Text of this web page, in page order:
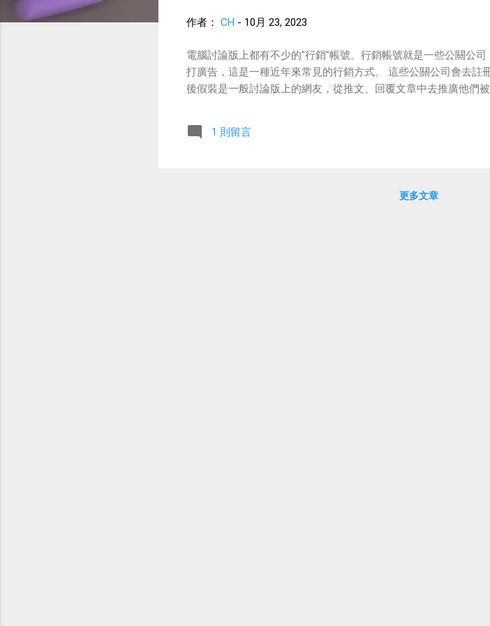
作者： CH - 10月 23, 2023
電腦討論版上都有不少的"行銷"帳號。行銷帳號就是一些公關公
打廣告，這是一種近年來常見的行銷方式。 這些公關公司會去註
後假裝是一般討論版上的網友，從推文、回覆文章中去推廣他們
1 則留言
更多文章